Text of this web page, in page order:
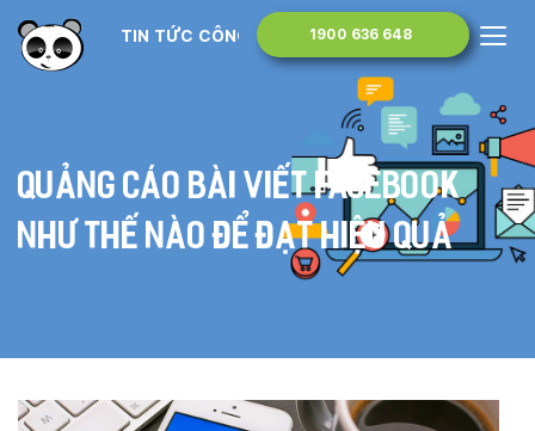
1900 636 648
TIN TỨC CÔNG NGHỆ
Quảng cáo bài viết facebook
như thế nào để đạt hiệu quả